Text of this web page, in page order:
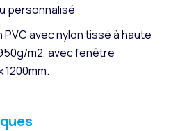
personnalisé
PVC avec nylon tissé à haute
m2, avec fenêtre